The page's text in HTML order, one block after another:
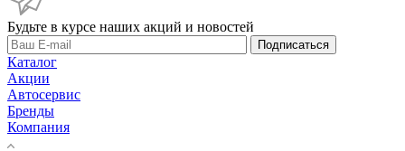
Будьте в курсе наших акций и новостей
Подписаться
Каталог
Акции
Автосервис
Бренды
Компания